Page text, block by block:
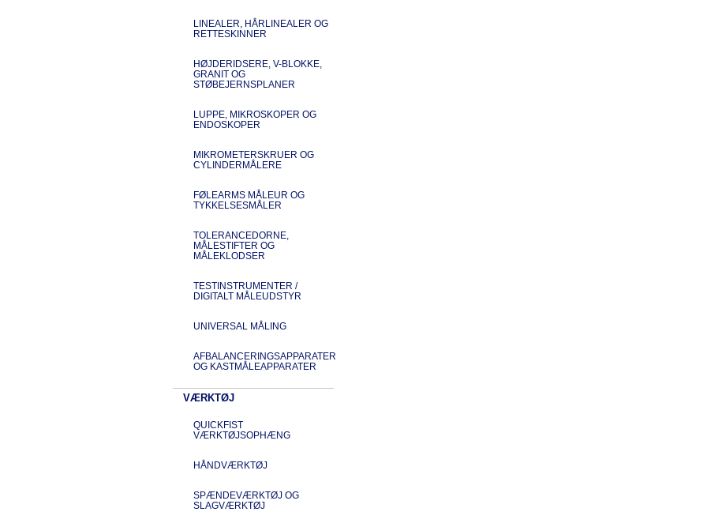
LINEALER, HÅRLINEALER OG
RETTESKINNER
HØJDERIDSERE, V-BLOKKE,
GRANIT OG
STØBEJERNSPLANER
LUPPE, MIKROSKOPER OG
ENDOSKOPER
MIKROMETERSKRUER OG
CYLINDERMÅLERE
FØLEARMS MÅLEUR OG
TYKKELSESMÅLER
TOLERANCEDORNE,
MÅLESTIFTER OG
MÅLEKLODSER
TESTINSTRUMENTER /
DIGITALT MÅLEUDSTYR
UNIVERSAL MÅLING
AFBALANCERINGSAPPARATER
OG KASTMÅLEAPPARATER
VÆRKTØJ
QUICKFIST
VÆRKTØJSOPHÆNG
HÅNDVÆRKTØJ
SPÆNDEVÆRKTØJ OG
SLAGVÆRKTØJ